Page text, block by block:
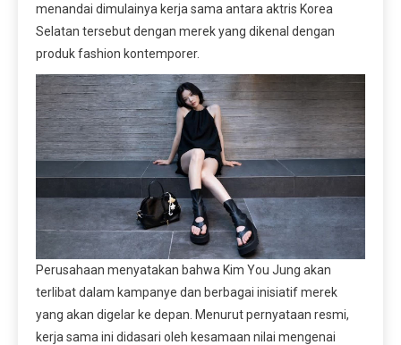
menandai dimulainya kerja sama antara aktris Korea
Selatan tersebut dengan merek yang dikenal dengan
produk fashion kontemporer.
Perusahaan menyatakan bahwa Kim You Jung akan
terlibat dalam kampanye dan berbagai inisiatif merek
yang akan digelar ke depan. Menurut pernyataan resmi,
kerja sama ini didasari oleh kesamaan nilai mengenai